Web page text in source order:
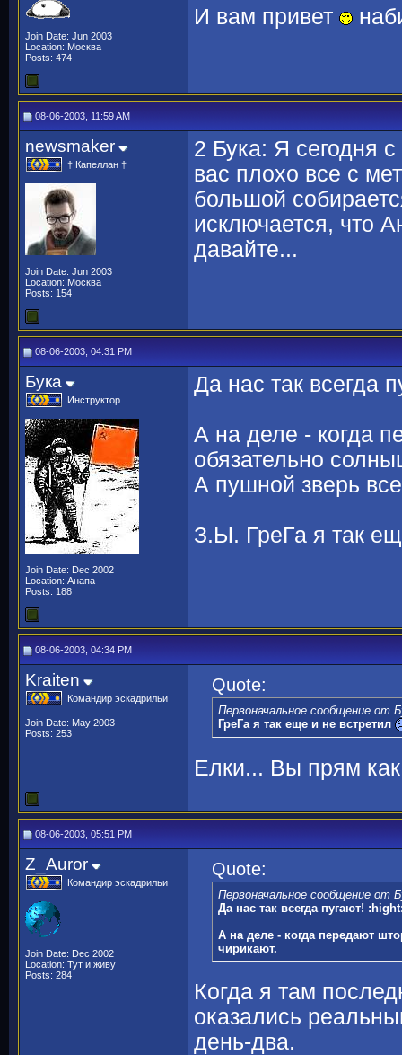
Join Date: Jun 2003
Location: Москва
Posts: 474
И вам привет
08-06-2003, 11:59 AM
newsmaker
† Капеллан †
Join Date: Jun 2003
Location: Москва
Posts: 154
2 Бука: Я сегодня
вас плохо все с
большой
исключается, что
давайте...
08-06-2003, 04:31 PM
Бука
Инструктор
Join Date: Dec 2002
Location: Анапа
Posts: 188
Да нас так всегда
А на деле - когда
обязательно
А пушной зверь
З.Ы. ГреГа я так
08-06-2003, 04:34 PM
Kraiten
Командир эскадрильи
Join Date: May 2003
Posts: 253
Quote:
Первоначальное сообщение от
ГреГа я так еще и не встретил
Елки... Вы прям
08-06-2003, 05:51 PM
Z_Auror
Командир эскадрильи
Join Date: Dec 2002
Location: Тут и живу
Posts: 284
Quote:
Первоначальное сообщение от
Да нас так всегда пугают!
А на деле - когда передают
чирикают.
Когда я там
оказались
день-два.